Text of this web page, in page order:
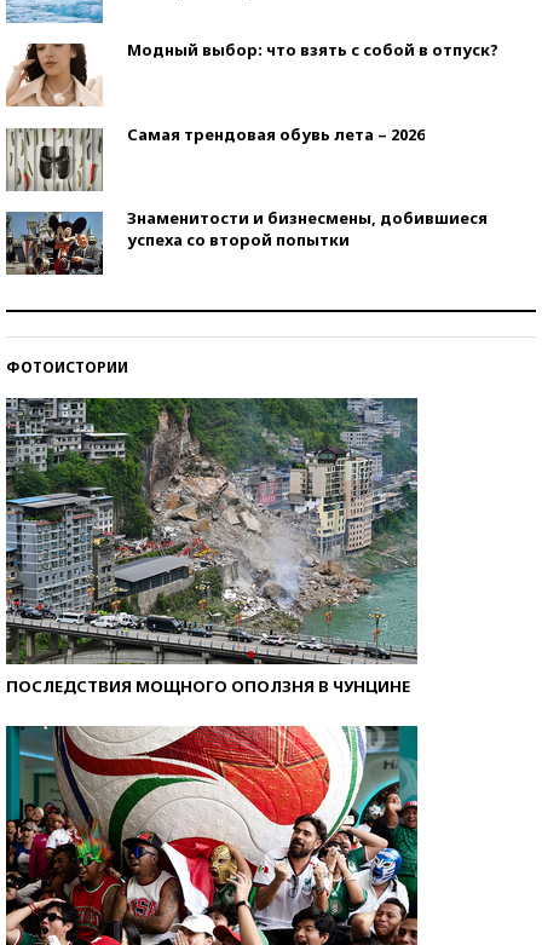
Модный выбор: что взять с собой в отпуск?
Самая трендовая обувь лета – 2026
Знаменитости и бизнесмены, добившиеся
успеха со второй попытки
ФОТОИСТОРИИ
ПОСЛЕДСТВИЯ МОЩНОГО ОПОЛЗНЯ В ЧУНЦИНЕ